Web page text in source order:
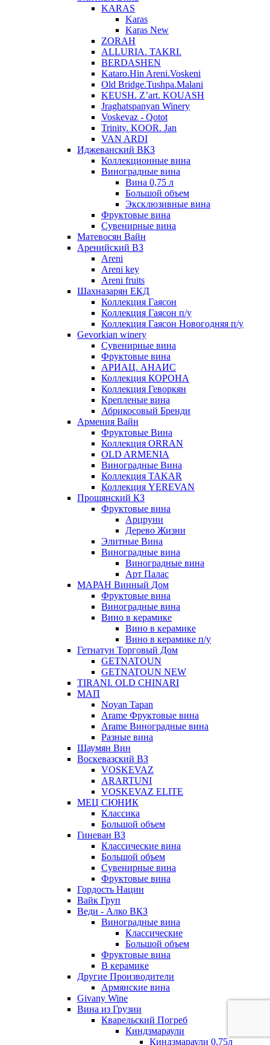
KARAS
Karas
Karas New
ZORAH
ALLURIA. TAKRI.
BERDASHEN
Kataro.Hin Areni.Voskeni
Old Bridge.Tushpa.Malani
KEUSH. Z’art. KOUASH
Jraghatspanyan Winery
Voskevaz - Qotot
Trinity. KOOR. Jan
VAN ARDI
Иджеванский ВКЗ
Коллекционные вина
Виноградные вина
Вина 0,75 л
Большой объем
Эксклюзивные вина
Фруктовые вина
Cувенирные вина
Матевосян Вайн
Аренийский ВЗ
Areni
Areni key
Areni fruits
Шахназарян ЕКД
Коллекция Гаясон
Коллекция Гаясон п/у
Коллекция Гаясон Новогодняя п/у
Gevorkian winery
Сувенирные вина
Фруктовые вина
АРИАЦ. АНАИС
Коллекция КОРОНА
Коллекция Геворкян
Крепленые вина
Абрикосовый Бренди
Армения Вайн
Фруктовые Вина
Коллекция ORRAN
OLD ARMENIA
Виноградные Вина
Коллекция TAKAR
Коллекция YEREVAN
Прошянский КЗ
Фруктовые вина
Арцруни
Дерево Жизни
Элитные Вина
Виноградные вина
Виноградные вина
Арт Палас
МАРАН Винный Дом
Фруктовые вина
Виноградные вина
Вино в керамике
Вино в керамике
Вино в керамике п/у
Гетнатун Торговый Дом
GETNATOUN
GETNATOUN NEW
TIRANI. OLD CHINARI
МАП
Noyan Tapan
Arame Фруктовые вина
Arame Виноградные вина
Разные вина
Шаумян Вин
Воскевазский ВЗ
VOSKEVAZ
ARARTUNI
VOSKEVAZ ELITE
МЕЦ СЮНИК
Классика
Большой объем
Гиневан ВЗ
Классические вина
Большой объем
Сувенирные вина
Фруктовые вина
Гордость Нации
Вайк Груп
Веди - Алко ВКЗ
Виноградные вина
Классические
Большой объем
Фруктовые вина
В керамике
Другие Производители
Армянские вина
Givany Wine
Вина из Грузии
Кварельский Погреб
Киндзмараули
Киндзмараули 0,75л